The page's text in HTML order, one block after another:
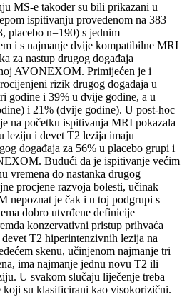
MS-e također su bili prikazani u
ispitivanju provedenom na 383
placebo n=190) s jednim
i s najmanje dvije kompatibilne MRI
za nastup drugog događaja
AVONEXOM. Primijećen je i
rizik drugog događaja u
godine i 39% u dvije godine, a u
i 21% (dvije godine). U post-hoc
na početku ispitivanja MRI pokazala
leziju i devet T2 lezija imaju
događaja za 56% u placebo grupi i
Budući da je ispitivanje većim
vremena do nastanka drugog
procjene razvoja bolesti, učinak
nepoznat je čak i u toj podgrupi s
dobro utvrđene definicije
konzervativni pristup prihvaća
T2 hiperintenzivnih lezija na
skenu, učinjenom najmanje tri
ima najmanje jednu novu T2 ili
U svakom slučaju liječenje treba
koji su klasificirani kao visokorizični.